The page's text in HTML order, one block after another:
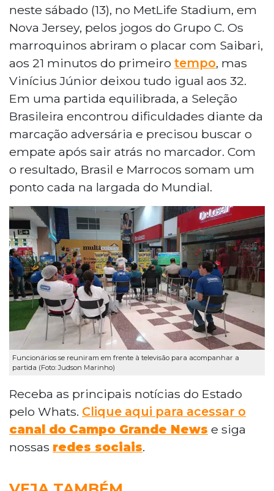
neste sábado (13), no MetLife Stadium, em
Nova Jersey, pelos jogos do Grupo C. Os
marroquinos abriram o placar com Saibari,
aos 21 minutos do primeiro tempo, mas
Vinícius Júnior deixou tudo igual aos 32.
Em uma partida equilibrada, a Seleção
Brasileira encontrou dificuldades diante da
marcação adversária e precisou buscar o
empate após sair atrás no marcador. Com
o resultado, Brasil e Marrocos somam um
ponto cada na largada do Mundial.
Funcionários se reuniram em frente à televisão para acompanhar a
partida (Foto: Judson Marinho)
Receba as principais notícias do Estado
pelo Whats. Clique aqui para acessar o
canal do Campo Grande News e siga
nossas redes sociais.